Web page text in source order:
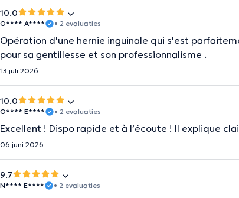
10.0
O**** A**** • 2 evaluaties
Opération d'une hernie inguinale qui s'est
pour sa gentillesse et son professionnalisme .
13 juli 2026
10.0
O**** E**** • 2 evaluaties
Excellent ! Dispo rapide et à l’écoute ! Il explique
06 juni 2026
9.7
N**** E**** • 2 evaluaties